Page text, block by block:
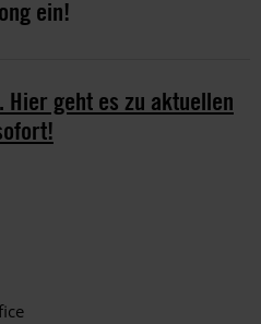
ein!
Hier geht es zu aktuellen